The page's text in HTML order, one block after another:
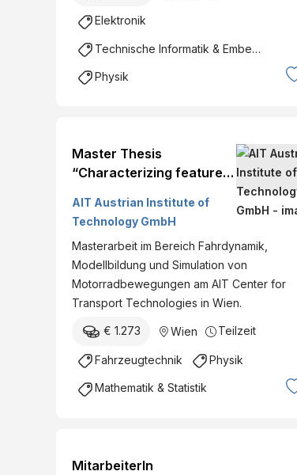
Elektronik
Technische Informatik & Embedded Systems
Physik
Master Thesis
“Characterizing features
Motorcycle Probe
Vehicle”
AIT Austrian Institute of
Technology GmbH
Masterarbeit im Bereich Fahrdynamik,
Modellbildung und Simulation von
Motorradbewegungen am AIT Center for
Transport Technologies in Wien.
€ 1.273 Wien Teilzeit
Fahrzeugtechnik Physik
Mathematik & Statistik
MitarbeiterIn